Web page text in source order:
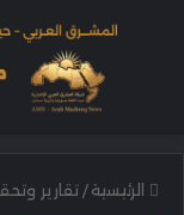
الرئيسية / تقارير